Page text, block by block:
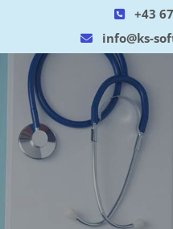
 +43
 info@ks-